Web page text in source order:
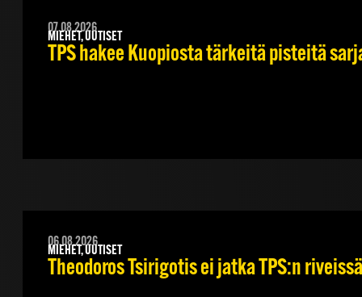
07.08.2026
MIEHET, UUTISET
TPS hakee Kuopiosta tärkeitä pisteitä
06.08.2026
MIEHET, UUTISET
Theodoros Tsirigotis ei jatka TPS:n